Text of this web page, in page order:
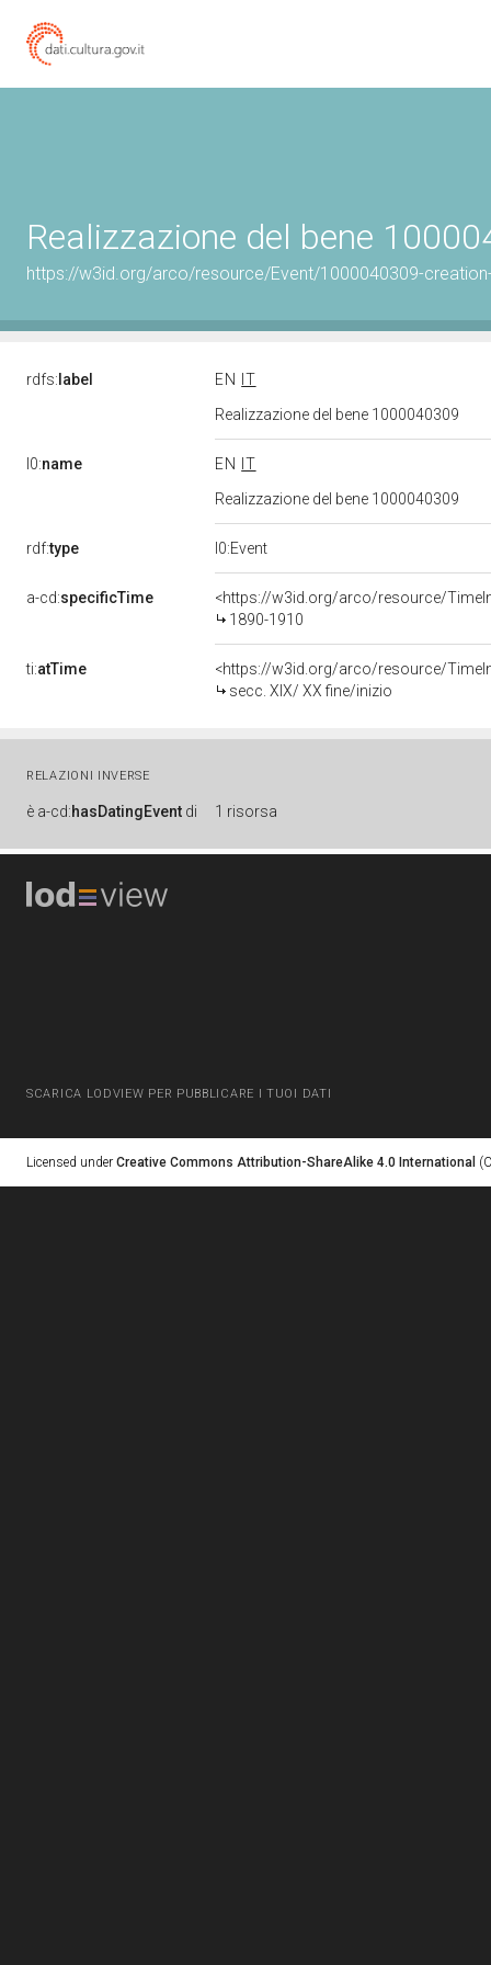
Realizzazione del bene
https://w3id.org/arco/resource/Event/1000040309-
rdfs: label EN
IT
Realizzazione del bene 1000040309
l0:name EN
IT
Realizzazione del bene 1000040309
rdf:type l0:Event
a-cd:specificTime
<https://w3id.org/arco/resource/
1890-1910
ti:atTime
<https://w3id.org/arco/resource/
secc. XIX/ XX fine/inizio
RELAZIONI INVERSE
è a-cd:hasDatingEvent di 1 risorsa
SCARICA LODVIEW PER PUBBLICARE I TUOI DATI
Licensed under Creative Commons Attribution-ShareAlike 4.0 International